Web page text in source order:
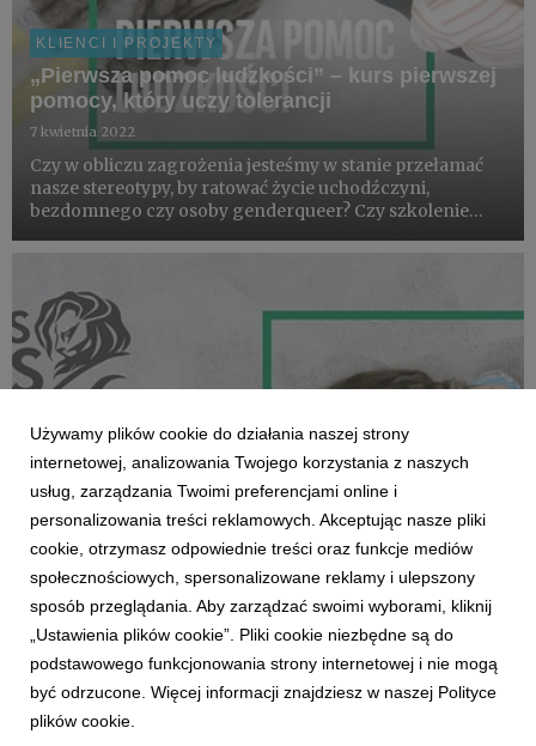
KLIENCI I PROJEKTY
„Pierwsza pomoc ludzkości” – kurs pierwszej
pomocy, który uczy tolerancji
7 kwietnia 2022
Czy w obliczu zagrożenia jesteśmy w stanie przełamać
nasze stereotypy, by ratować życie uchodźczyni,
bezdomnego czy osoby genderqueer? Czy szkolenie
tolerancji? Bank BNP Paribas we współpracy z najstarszą
NAGRODY
"Pierwsza Pomoc Ludzkości" z pierwszymi
pięcioma nominacjami w konkursie Cannes
Lions
20 czerwca 2022
Kampania "Pierwsza Pomoc Ludzkości", zrealizowana
przez VMLY&R dla BNP Paribas Bank Polska oraz
Polskiego Czerwonego Krzyża trafiła na pierwsze z
Używamy plików cookie do działania naszej strony
internetowej, analizowania Twojego korzystania z naszych
usług, zarządzania Twoimi preferencjami online i
personalizowania treści reklamowych. Akceptując nasze pliki
cookie, otrzymasz odpowiednie treści oraz funkcje mediów
społecznościowych, spersonalizowane reklamy i ulepszony
sposób przeglądania. Aby zarządzać swoimi wyborami, kliknij
„Ustawienia plików cookie”. Pliki cookie niezbędne są do
podstawowego funkcjonowania strony internetowej i nie mogą
być odrzucone. Więcej informacji znajdziesz w naszej Polityce
plików cookie.